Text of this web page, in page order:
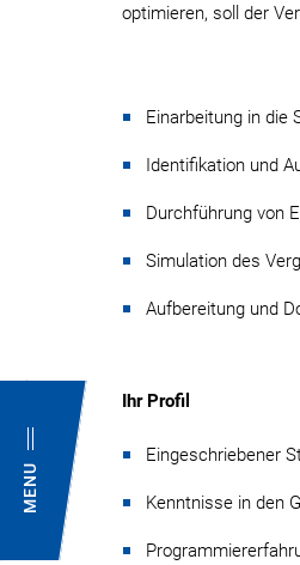
MENU
optimieren, soll der
Einarbeitung in die
Identifikation und
Durchführung von
Simulation des
Aufbereitung und
Ihr Profil
Eingeschriebener
Kenntnisse in den